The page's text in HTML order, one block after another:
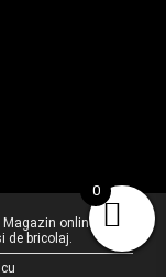
Magazin online cu
de bricolaj.
0